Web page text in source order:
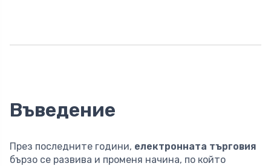
Въведение
През последните години, електронната търговия
бързо се развива и променя начина, по който